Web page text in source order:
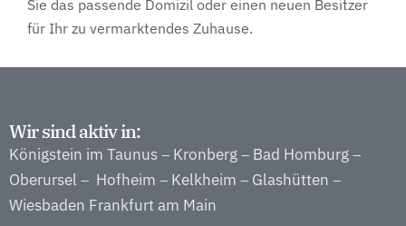
Sie das passende Domizil oder einen neuen Besitzer
für Ihr zu vermarktendes Zuhause.
Wir sind aktiv in:
Königstein im Taunus – Kronberg – Bad Homburg –
Oberursel – Hofheim – Kelkheim – Glashütten –
Wiesbaden Frankfurt am Main